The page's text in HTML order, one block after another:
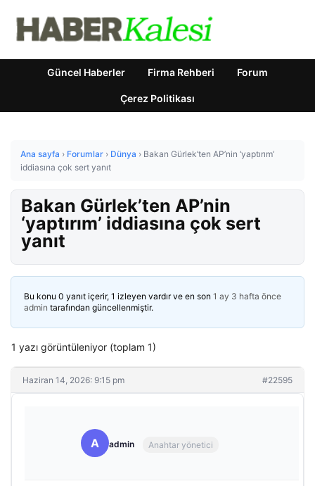
Güncel Haberler Firma Rehberi Forum
Çerez Politikası
Ana sayfa › Forumlar › Dünya › Bakan Gürlek’ten AP’nin ‘yaptırım’
iddiasına çok sert yanıt
Bakan Gürlek’ten AP’nin
‘yaptırım’ iddiasına çok sert
yanıt
Bu konu 0 yanıt içerir, 1 izleyen vardır ve en son 1 ay 3 hafta önce
admin tarafından güncellenmiştir.
1 yazı görüntüleniyor (toplam 1)
Haziran 14, 2026: 9:15 pm #22595
A admin Anahtar yönetici